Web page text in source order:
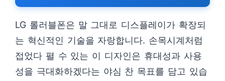
LG 롤러블폰은 말 그대로 디스플레이가 확장되
는 혁신적인 기술을 자랑합니다. 손목시계처럼
접었다 펼 수 있는 이 디자인은 휴대성과 사용
성을 극대화하겠다는 야심 찬 목표를 담고 있습